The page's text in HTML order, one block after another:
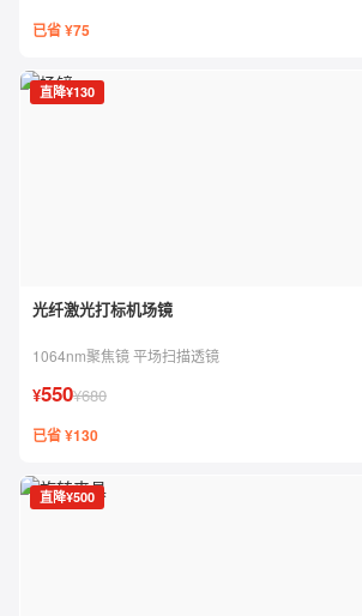
已省 ¥75
直降¥130
光纤激光打标机场镜
1064nm聚焦镜 平场扫描透镜
¥550¥680
已省 ¥130
直降¥500